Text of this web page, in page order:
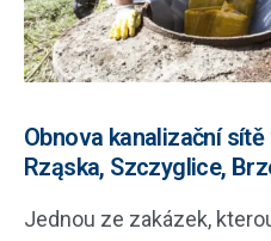
Obnova kanalizační
Rząska, Szczyglice,
Jednou ze zakázek,